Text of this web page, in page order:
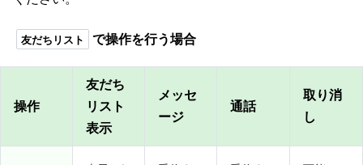
友だちリスト で操作を行う場合
操作
友だち
リスト
表示
メッセ
ージ
通話
取り消
し